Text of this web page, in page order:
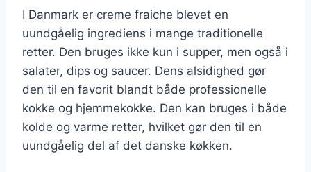
I Danmark er creme fraiche blevet en
uundgåelig ingrediens i mange traditionelle
retter. Den bruges ikke kun i supper, men også i
salater, dips og saucer. Dens alsidighed gør
den til en favorit blandt både professionelle
kokke og hjemmekokke. Den kan bruges i både
kolde og varme retter, hvilket gør den til en
uundgåelig del af det danske køkken.